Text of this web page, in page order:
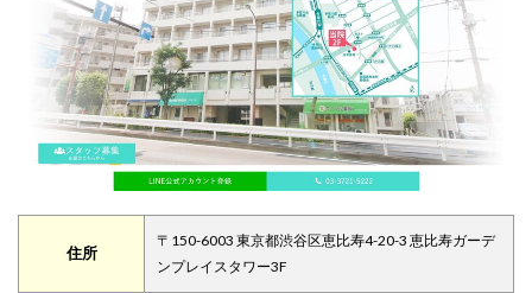
住所
〒150-6003 東京都渋谷区恵比寿4-20-3 恵比寿ガーデ
ンプレイスタワー3F